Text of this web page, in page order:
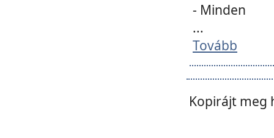
- Minden
...
Tovább
Kopirájt meg